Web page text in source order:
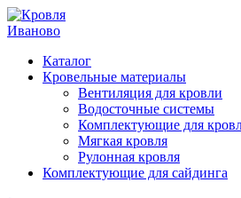
Перейти
к
Каталог
Кровельные материалы
Вентиляция для кровли
Водосточные системы
Комплектующие для
Мягкая кровля
Рулонная кровля
Комплектующие для сайдинга